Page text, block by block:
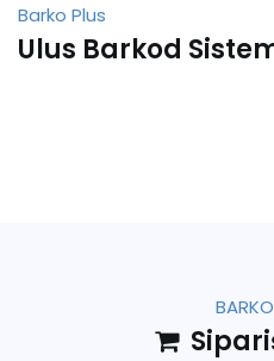
Barko Plus
Ulus Barkod